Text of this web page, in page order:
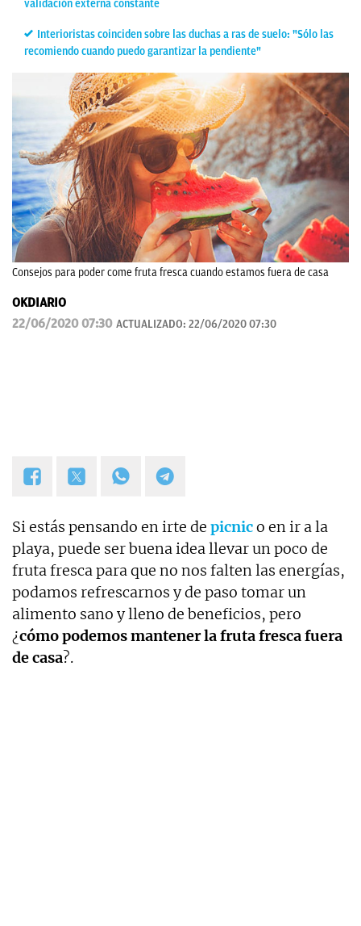
validación externa constante
Interioristas coinciden sobre las duchas a ras de suelo: "Sólo las
recomiendo cuando puedo garantizar la pendiente"
Consejos para poder come fruta fresca cuando estamos fuera de casa
OKDIARIO
22/06/2020 07:30 ACTUALIZADO: 22/06/2020 07:30
Si estás pensando en irte de picnico en ir a la
playa, puede ser buena idea llevar un poco de
fruta fresca para que no nos falten las energías,
podamos refrescarnos y de paso tomar un
alimento sano y lleno de beneficios, pero
¿cómo podemos mantener la fruta fresca fuera
de casa?.